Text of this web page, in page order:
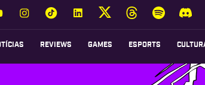
REVIEWS GAMES ESPORTS